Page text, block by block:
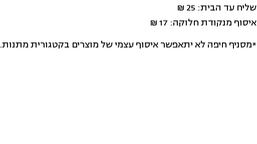
שליח עד הבית: 25 ₪
איסוף מנקודת חלוקה: 17 ₪
*מסניף חיפה לא יתאפשר איסוף עצמי של מוצרים בקטגורית מתנות.